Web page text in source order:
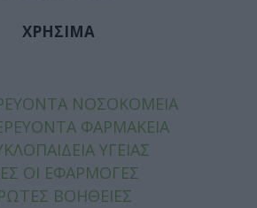
ΧΡΗΣΙΜΑ
ΝΟΣΟΚΟΜΕΙΑ
ΦΑΡΜΑΚΕΙΑ
ΥΓΕΙΑΣ
ΟΙ ΕΦΑΡΜΟΓΕΣ
ΒΟΗΘΕΙΕΣ